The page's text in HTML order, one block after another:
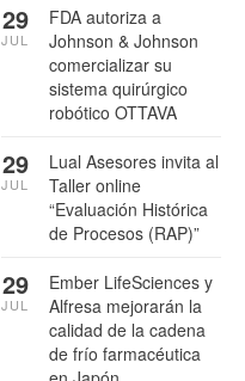
FDA autoriza a
Johnson & Johnson
comercializar su
sistema quirúrgico
robótico OTTAVA
29
JUL
Lual Asesores invita al
Taller online
“Evaluación Histórica
de Procesos (RAP)”
29
JUL
Ember LifeSciences y
Alfresa mejorarán la
calidad de la cadena
de frío farmacéutica
29
JUL